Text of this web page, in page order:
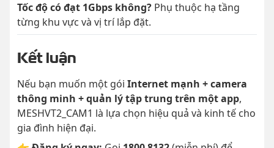
Tốc độ có đạt 1Gbps không? Phụ thuộc hạ tầng
từng khu vực và vị trí lắp đặt.
Kết luận
Nếu bạn muốn một gói Internet mạnh + camera
thông minh + quản lý tập trung trên một app,
MESHVT2_CAM1 là lựa chọn hiệu quả và kinh tế cho
gia đình hiện đại.